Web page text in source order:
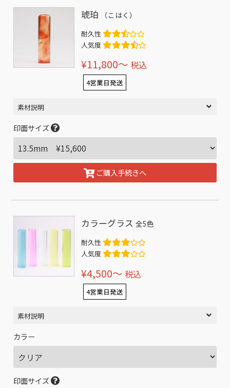
琥珀 （こはく）
耐久性
人気度
¥11,800〜 税込
4営業日発送
素材説明
印面サイズ
ご購入手続きへ
カラーグラス全5色
耐久性
人気度
¥4,500〜 税込
4営業日発送
素材説明
カラー
印面サイズ